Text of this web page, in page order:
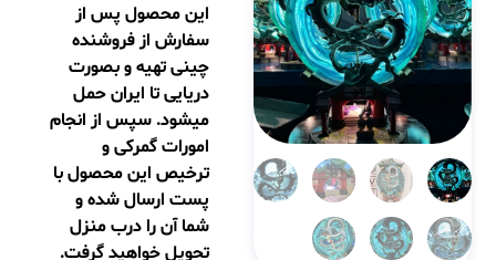
این محصول پس از
سفارش از فروشنده
چینی تهیه و بصورت
دریایی تا ایران حمل
میشود. سپس از انجام
امورات گمرکی و
ترخیص این محصول با
پست ارسال شده و
شما آن را درب منزل
تحویل خواهید گرفت.